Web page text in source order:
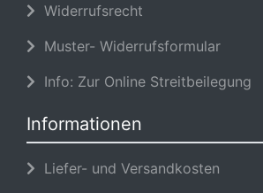
Widerrufsrecht
Muster- Widerrufsformular
Info: Zur Online Streitbeilegung
Informationen
Liefer- und Versandkosten